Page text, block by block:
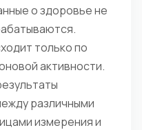
о здоровье не
только по
активности.
различными
измерения и